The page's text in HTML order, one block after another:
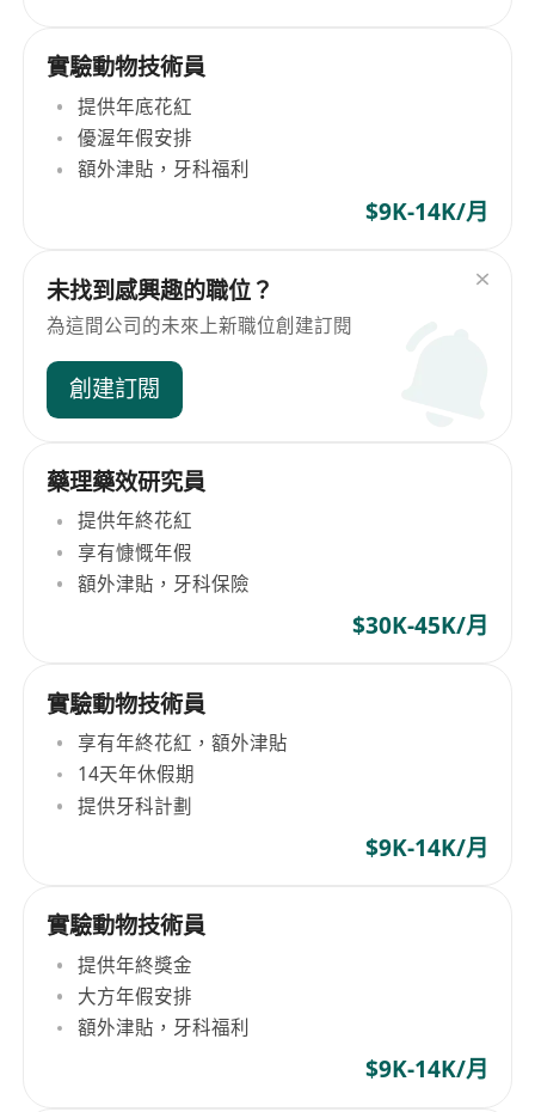
實驗動物技術員
提供年底花紅
優渥年假安排
額外津貼，牙科福利
$9K-14K/月
未找到感興趣的職位？
為這間公司的未來上新職位創建訂閱
創建訂閱
藥理藥效研究員
提供年終花紅
享有慷慨年假
額外津貼，牙科保險
$30K-45K/月
實驗動物技術員
享有年終花紅，額外津貼
14天年休假期
提供牙科計劃
$9K-14K/月
實驗動物技術員
提供年終獎金
大方年假安排
額外津貼，牙科福利
$9K-14K/月